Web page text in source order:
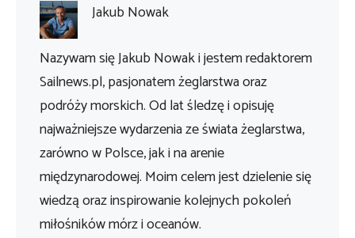
Jakub Nowak
Nazywam się Jakub Nowak i jestem redaktorem
Sailnews.pl, pasjonatem żeglarstwa oraz
podróży morskich. Od lat śledzę i opisuję
najważniejsze wydarzenia ze świata żeglarstwa,
zarówno w Polsce, jak i na arenie
międzynarodowej. Moim celem jest dzielenie się
wiedzą oraz inspirowanie kolejnych pokoleń
miłośników mórz i oceanów.